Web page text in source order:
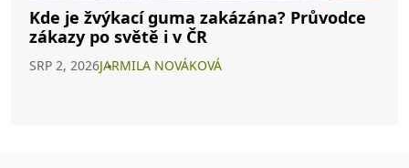
Kde je žvýkací guma zakázána? Průvodce
zákazy po světě i v ČR
SRP 2, 2026JARMILA NOVÁKOVÁ